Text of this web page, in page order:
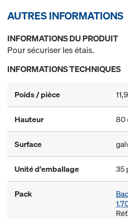
AUTRES INFORMATIONS
INFORMATIONS DU PRODUIT
Pour sécuriser les étais.
INFORMATIONS TECHNIQUES
Poids / pièce
Hauteur 80
Surface
Unité d'emballage 35
Pack